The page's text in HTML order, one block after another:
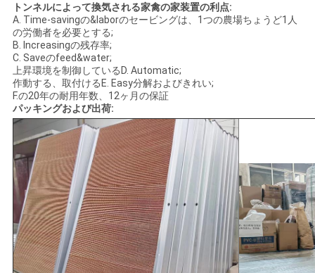
トンネルによって換気される家禽の家装置の利点:
A. Time-savingの&laborのセービングは、1つの農場ちょうど1人
の労働者を必要とする;
B. Increasingの残存率;
C. Saveのfeed&water;
上昇環境を制御しているD. Automatic;
作動する、取付けるE. Easy分解およびきれい;
F.の20年の耐用年数、12ヶ月の保証
パッキングおよび出荷: